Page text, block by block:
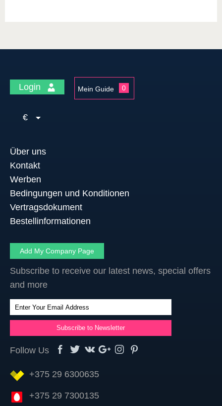
Login Mein Guide 0
€
Über uns
Kontakt
Werben
Bedingungen und Konditionen
Vertragsdokument
Bestellinformationen
Add My Company Page
Subscribe to receive our latest news, special offers
and more
Follow Us
+375 29 6300635
+375 29 7300135